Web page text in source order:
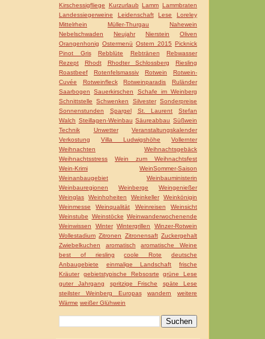
Kirschessigfliege
Kurzurlaub Lamm
Lammbraten
Landessiegerweine
Leidenschaft Lese
Loreley
Mittelrhein
Müller-Thurgau
Nahewein
Nebelschwaden
Neujahr Nierstein
Oliven
Orangenhonig Ostermenü Ostern 2015
Picknick
Pinot Gris
Rebblüte Rebtränen
Rebwasser
Rezept
Rhodt Rhodter Schlossberg
Riesling
Roastbeef
Rotenfelsmassiv Rotwein
Rotwein-
Cuvée
Rotweinfleck Rotweinparadis
Ruländer
Saarbogen
Sauerkirschen
Schafe im Weinberg
Schnittstelle
Schwenken Silvester Sonderpreise
Sonnenstunden
Spargel St. Laurent
Stefan
Walch Steillagen-Weinbau Säureabbau Süßwein
Technik
Unwetter
Veranstaltungskalender
Verkostung
Villa Ludwigshöhe
Vollernter
Weihnachten
Weihnachtsgebäck
Weihnachtsstress
Wein zum Weihnachtsfest
Wein-Krimi
WeinSommer-Saison
Weinanbaugebiet
Weinbauministerin
Weinbauregionen
Weinberge
Weingenießer
Weinglas
Weinhoheiten Weinkeller
Weinkönigin
Weinmesse
Weinqualität Weinreisen
Weinsicht
Weinstube
Weinstöcke Weinwanderwochenende
Weinwissen
Winter Wintergrillen
Winzer-Rotwein
Wollestadium Zitronen Zitronensaft Zuckergehalt
Zwiebelkuchen
aromatisch
aromatische Weine
best of riesling
coole Rote
deutsche
Anbaugebiete
einmalige Landschaft
frische
Kräuter
gebietstypische Rebsosrte
grüne Lese
guter Jahrgang
spritzige Frische
späte Lese
steilster Weinberg Europas
wandern
weitere
Wärme weißer Glühwein